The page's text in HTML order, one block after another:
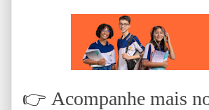
👉 Acompanhe mais